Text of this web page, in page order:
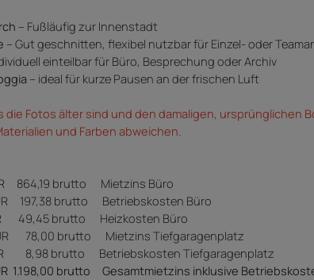
– Fußläufig zur Innenstadt
– Gut geschnitten, flexibel nutzbar für Einzel- oder
einteilbar für Büro, Besprechung oder Archiv
– ideal für kurze Pausen an der frischen Luft
die Fotos älter sind und den damaligen, ursprünglichen
und Farben abweichen.
EUR 864,19 brutto Mietzins Büro
EUR 197,38 brutto Betriebskosten Büro
49,45 brutto Heizkosten Büro
78,00 brutto Mietzins Tiefgaragenplatz
brutto Betriebskosten Tiefgaragenplatz
1.198,00 brutto Gesamtmietzins inklusive